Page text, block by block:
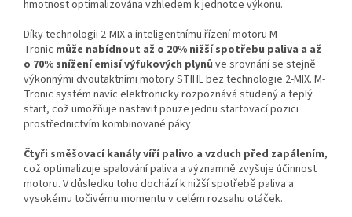
hmotnost optimalizována vzhledem k jednotce výkonu.
Díky technologii 2-MIX a inteligentnímu řízení motoru M-
Tronic může nabídnout až o 20% nižší spotřebu paliva a až
o 70% snížení emisí výfukových plynů ve srovnání se stejně
výkonnými dvoutaktními motory STIHL bez technologie 2-MIX. M-
Tronic systém navíc elektronicky rozpoznává studený a teplý
start, což umožňuje nastavit pouze jednu startovací pozici
prostřednictvím kombinované páky.
Čtyři směšovací kanály víří palivo a vzduch před zapálením,
což optimalizuje spalování paliva a významně zvyšuje účinnost
motoru. V důsledku toho dochází k nižší spotřebě paliva a
vysokému točivému momentu v celém rozsahu otáček.